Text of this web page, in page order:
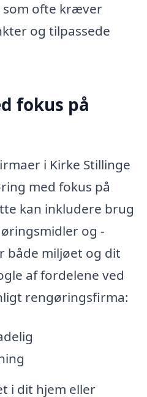
som ofte kræver
og tilpassede
fokus på
i Kirke Stillinge
med fokus på
kan inkludere brug
og -
både miljøet og dit
af fordelene ved
rengøringsfirma:
i dit hjem eller